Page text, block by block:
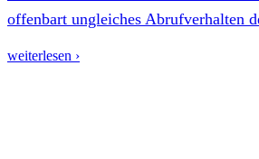
offenbart ungleiches Abrufverhalten
weiterlesen ›